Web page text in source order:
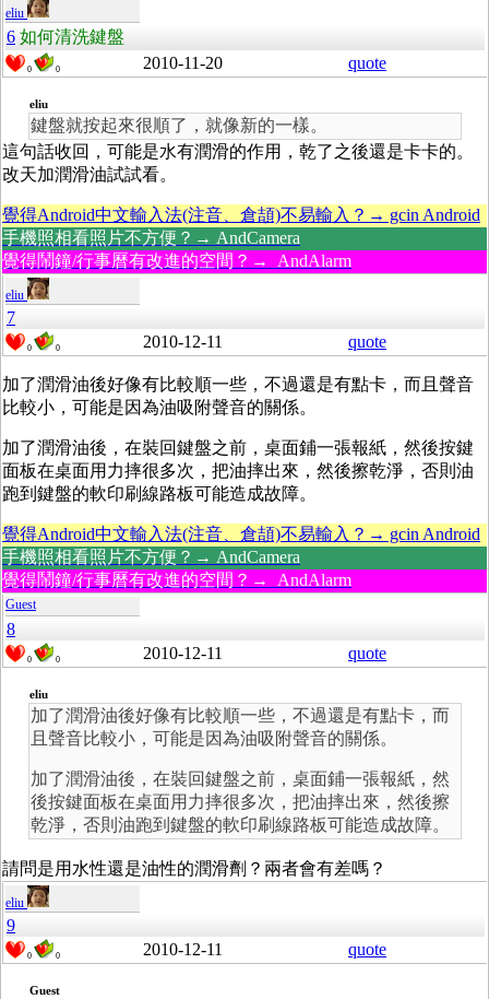
eliu
6 如何清洗鍵盤
0 0 2010-11-20 quote
eliu
鍵盤就按起來很順了，就像新的一樣。
這句話收回，可能是水有潤滑的作用，乾了之後還是卡卡的。
改天加潤滑油試試看。
覺得Android中文輸入法(注音、倉頡)不易輸入？→ gcin Android
手機照相看照片不方便？→ AndCamera
覺得鬧鐘/行事曆有改進的空間？→ AndAlarm
eliu
7
0 0 2010-12-11 quote
加了潤滑油後好像有比較順一些，不過還是有點卡，而且聲音
比較小，可能是因為油吸附聲音的關係。
加了潤滑油後，在裝回鍵盤之前，桌面鋪一張報紙，然後按鍵
面板在桌面用力摔很多次，把油摔出來，然後擦乾淨，否則油
跑到鍵盤的軟印刷線路板可能造成故障。
覺得Android中文輸入法(注音、倉頡)不易輸入？→ gcin Android
手機照相看照片不方便？→ AndCamera
覺得鬧鐘/行事曆有改進的空間？→ AndAlarm
Guest
8
0 0 2010-12-11 quote
eliu
加了潤滑油後好像有比較順一些，不過還是有點卡，而
且聲音比較小，可能是因為油吸附聲音的關係。
加了潤滑油後，在裝回鍵盤之前，桌面鋪一張報紙，然
後按鍵面板在桌面用力摔很多次，把油摔出來，然後擦
乾淨，否則油跑到鍵盤的軟印刷線路板可能造成故障。
請問是用水性還是油性的潤滑劑？兩者會有差嗎？
eliu
9
0 0 2010-12-11 quote
Guest